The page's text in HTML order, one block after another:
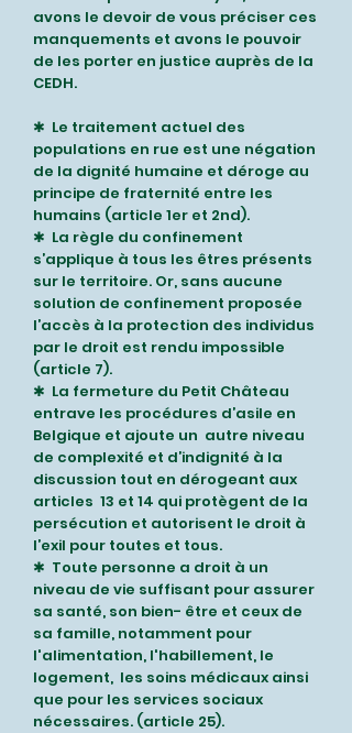
avons le devoir de vous préciser ces
manquements et avons le pouvoir
de les porter en justice auprès de la
CEDH.
✱ Le traitement actuel des
populations en rue est une négation
de la dignité humaine et déroge au
principe de fraternité entre les
humains (article 1er et 2nd).
✱ La règle du confinement
s’applique à tous les êtres présents
sur le territoire. Or, sans aucune
solution de confinement proposée
l’accès à la protection des individus
par le droit est rendu impossible
(article 7).
✱ La fermeture du Petit Château
entrave les procédures d’asile en
Belgique et ajoute un autre niveau
de complexité et d’indignité à la
discussion tout en dérogeant aux
articles 13 et 14 qui protègent de la
persécution et autorisent le droit à
l’exil pour toutes et tous.
✱ Toute personne a droit à un
niveau de vie suffisant pour assurer
sa santé, son bien- être et ceux de
sa famille, notamment pour
l'alimentation, l'habillement, le
logement, les soins médicaux ainsi
que pour les services sociaux
nécessaires. (article 25).